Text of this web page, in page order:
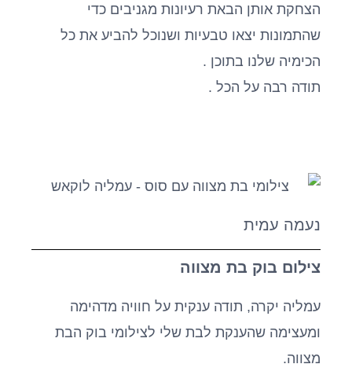
הצחקת אותן הבאת רעיונות מגניבים כדי
שהתמונות יצאו טבעיות ושנוכל להביע את כל
הכימיה שלנו בתוכן .
תודה רבה על הכל .
נעמה עמית
צילום בוק בת מצווה
עמליה יקרה, תודה ענקית על חוויה מדהימה
ומעצימה שהענקת לבת שלי לצילומי בוק הבת
מצווה.